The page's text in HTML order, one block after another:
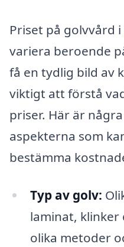
Priset på golvvård
variera beroende
få en tydlig bild av
viktigt att förstå
priser. Här är
aspekterna som
bestämma
Typ av golv:
laminat, klinker
olika metoder